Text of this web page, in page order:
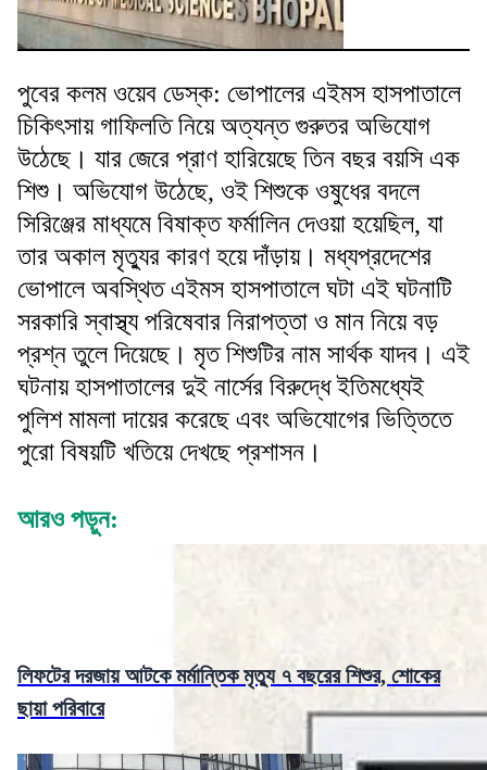
পুবের কলম ওয়েব ডেস্ক: ভোপালের এইমস হাসপাতালে
চিকিৎসায় গাফিলতি নিয়ে অত্যন্ত গুরুতর অভিযোগ
উঠেছে। যার জেরে প্রাণ হারিয়েছে তিন বছর বয়সি এক
শিশু। অভিযোগ উঠেছে, ওই শিশুকে ওষুধের বদলে
সিরিঞ্জের মাধ্যমে বিষাক্ত ফর্মালিন দেওয়া হয়েছিল, যা
তার অকাল মৃত্যুর কারণ হয়ে দাঁড়ায়। মধ্যপ্রদেশের
ভোপালে অবস্থিত এইমস হাসপাতালে ঘটা এই ঘটনাটি
সরকারি স্বাস্থ্য পরিষেবার নিরাপত্তা ও মান নিয়ে বড়
প্রশ্ন তুলে দিয়েছে। মৃত শিশুটির নাম সার্থক যাদব। এই
ঘটনায় হাসপাতালের দুই নার্সের বিরুদ্ধে ইতিমধ্যেই
পুলিশ মামলা দায়ের করেছে এবং অভিযোগের ভিত্তিতে
পুরো বিষয়টি খতিয়ে দেখছে প্রশাসন।
আরও পড়ুন:
লিফটের দরজায় আটকে মর্মান্তিক মৃত্যু ৭ বছরের শিশুর, শোকের
ছায়া পরিবারে